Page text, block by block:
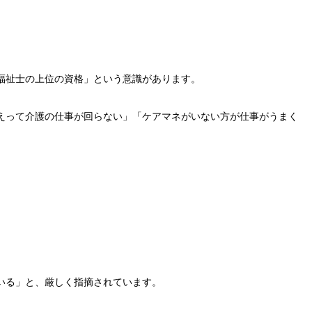
士の上位の資格」という意識があります。
て介護の仕事が回らない」「ケアマネがいない方が仕事がうまく
」と、厳しく指摘されています。